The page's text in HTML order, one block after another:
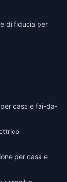
di fiducia per
casa e fai-da-
per casa e